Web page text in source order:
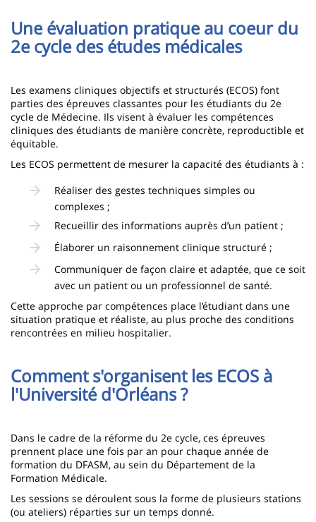
Contenu
de
la
page
principale
Une évaluation pratique au coeur du
2e cycle des études médicales
Les examens cliniques objectifs et structurés (ECOS) font
parties des épreuves classantes pour les étudiants du 2e
cycle de Médecine. Ils visent à évaluer les compétences
cliniques des étudiants de manière concrète, reproductible et
équitable.
Les ECOS permettent de mesurer la capacité des étudiants à :
Réaliser des gestes techniques simples ou
complexes ;
Recueillir des informations auprès d’un patient ;
Élaborer un raisonnement clinique structuré ;
Communiquer de façon claire et adaptée, que ce soit
avec un patient ou un professionnel de santé.
Cette approche par compétences place l’étudiant dans une
situation pratique et réaliste, au plus proche des conditions
rencontrées en milieu hospitalier.
Comment s'organisent les ECOS à
l'Université d'Orléans ?
Dans le cadre de la réforme du 2e cycle, ces épreuves
prennent place une fois par an pour chaque année de
formation du DFASM, au sein du Département de la
Formation Médicale.
Les sessions se déroulent sous la forme de plusieurs stations
(ou ateliers) réparties sur un temps donné.